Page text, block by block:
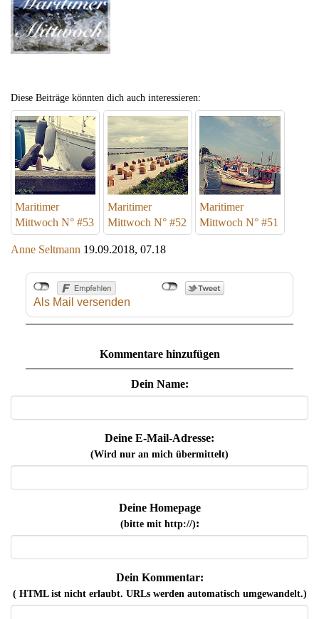
Diese Beiträge könnten dich auch interessieren:
Maritimer
Mittwoch N° #53
Maritimer
Mittwoch N° #52
Maritimer
Mittwoch N° #51
Anne Seltmann 19.09.2018, 07.18
Als Mail versenden
Kommentare hinzufügen
Dein Name:
Deine E-Mail-Adresse:
(Wird nur an mich übermittelt)
Deine Homepage
(bitte mit http://):
Dein Kommentar:
( HTML ist nichterlaubt. URLs werden automatisch umgewandelt.)